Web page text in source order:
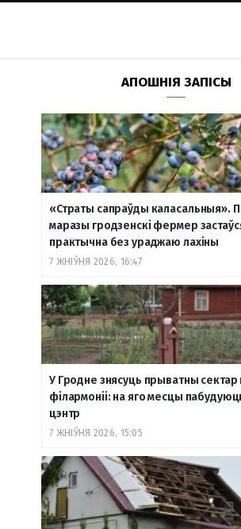
F
a
c
e
o
I
n
s
t
g
m
T
e
l
e
r
a
R
S
S
Y
o
u
T
b
В
к
о
н
а
к
е
АПОШНІЯ ЗАПІСЫ
«Страты сапраўды каласальныя».
маразы гродзенскі фермер
практычна без ураджаю лахіны
7 ЖНІЎНЯ 2026, 16:47
У Гродне знясуць прыватны сектар
філармоніі: на яго месцы
цэнтр
7 ЖНІЎНЯ 2026, 15:05